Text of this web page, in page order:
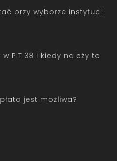
przy wyborze instytucji
PIT 38 i kiedy należy to
jest możliwa?